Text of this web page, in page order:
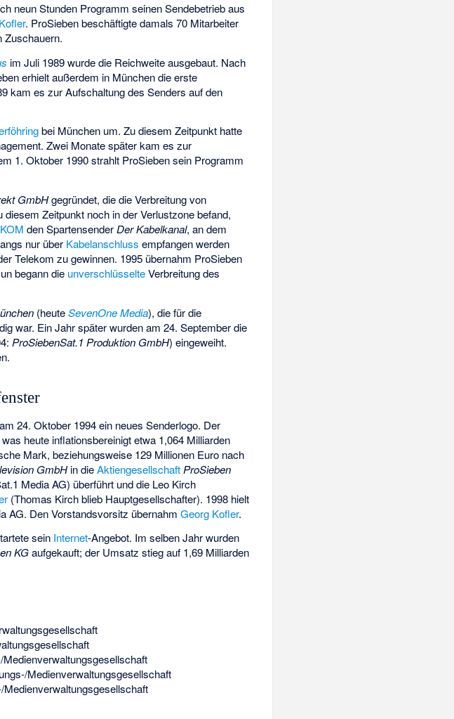
neun Stunden Programm seinen Sendebetrieb aus
. ProSieben beschäftigte damals 70 Mitarbeiter
Zuschauern.
im Juli 1989 wurde die Reichweite ausgebaut. Nach
erhielt außerdem in München die erste
kam es zur Aufschaltung des Senders auf den
bei München um. Zu diesem Zeitpunkt hatte
Zwei Monate später kam es zur
1. Oktober 1990 strahlt ProSieben sein Programm
GmbHgegründet, die die Verbreitung von
diesem Zeitpunkt noch in derVerlustzonebefand,
den SpartensenderDer Kabelkanal, an dem
nur über Kabelanschluss empfangen werden
Telekom zu gewinnen. 1995 übernahm ProSieben
begann die unverschlüsselteVerbreitung des
(heuteSevenOne Media), die für die
war. Ein Jahr später wurden am 24. September die
ProSiebenSat.1 Produktion GmbH) eingeweiht.
24. Oktober 1994 ein neues Senderlogo. Der
was heute inflationsbereinigt etwa 1,064 Milliarden
Mark, beziehungsweise 129 Millionen Euro nach
GmbHin dieAktiengesellschaft ProSieben
Media AG) überführt und die Leo Kirch
(Thomas Kirch blieb Hauptgesellschafter). 1998 hielt
AG. Den Vorstandsvorsitz übernahmGeorg Kofler.
sein Internet-Angebot. Im selben Jahr wurden
KGaufgekauft; der Umsatz stieg auf 1,69 Milliarden
Medienverwaltungsgesellschaft